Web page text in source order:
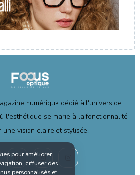
numérique dédié à l'univers de
l'esthétique se marie à la fonctionnalité
une vision claire et stylisée.
pour améliorer
diffuser des
personnalisés et